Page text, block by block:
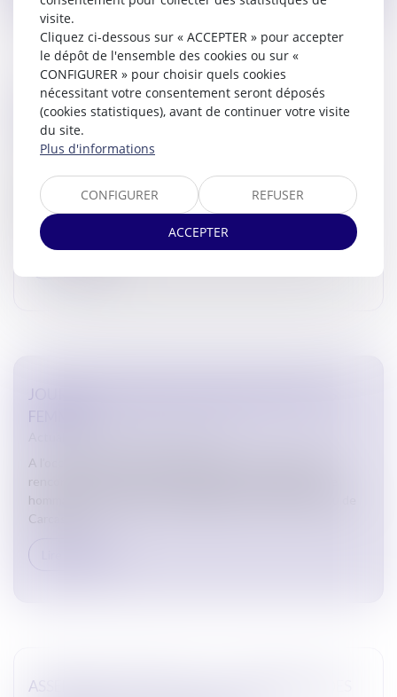
RÉCEPTION DE MONSIEUR LE BÂTONNIER
BRUNO BLANQUER
Actualites barreau de Carcassonne
accueilli Monsieur le Bâtonnier Bruno BLANQUER, ancien
président de la Conférence des Bâtonniers. Membre du
Conseil Nati...
JOURNÉE INTERNATIONALE DES DROITS DES
FEMMES
A l’occasion de cette journée du 8 mars, au cours d’une
rencontre avec la presse, le Bâtonnier a souhaité rendre
hommage aux femmes qui s’engagent au sein du barreau de
Carcasso...
ASSEMBLÉE GÉNÉRALE DE LA CONFÉRENCE DES
visite.
Cliquez ci-dessous sur « ACCEPTER » pour accepter
le dépôt de l'ensemble des cookies ou sur «
CONFIGURER » pour choisir quels cookies
nécessitant votre consentement seront déposés
(cookies statistiques), avant de continuer votre visite
du site.
Plus d'informations
CONFIGURER REFUSER
ACCEPTER